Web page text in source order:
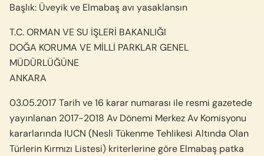
Başlık: Üveyik ve Elmabaş avı yasaklansın
T.C. ORMAN VE SU İŞLERİ BAKANLIĞI
DOĞA KORUMA VE MİLLİ PARKLAR GENEL
MÜDÜRLÜĞÜNE
ANKARA
03.05.2017 Tarih ve 16 karar numarası ile resmi gazetede
yayınlanan 2017-2018 Av Dönemi Merkez Av Komisyonu
kararlarında IUCN (Nesli Tükenme Tehlikesi Altında Olan
Türlerin Kırmızı Listesi) kriterlerine göre Elmabaş patka